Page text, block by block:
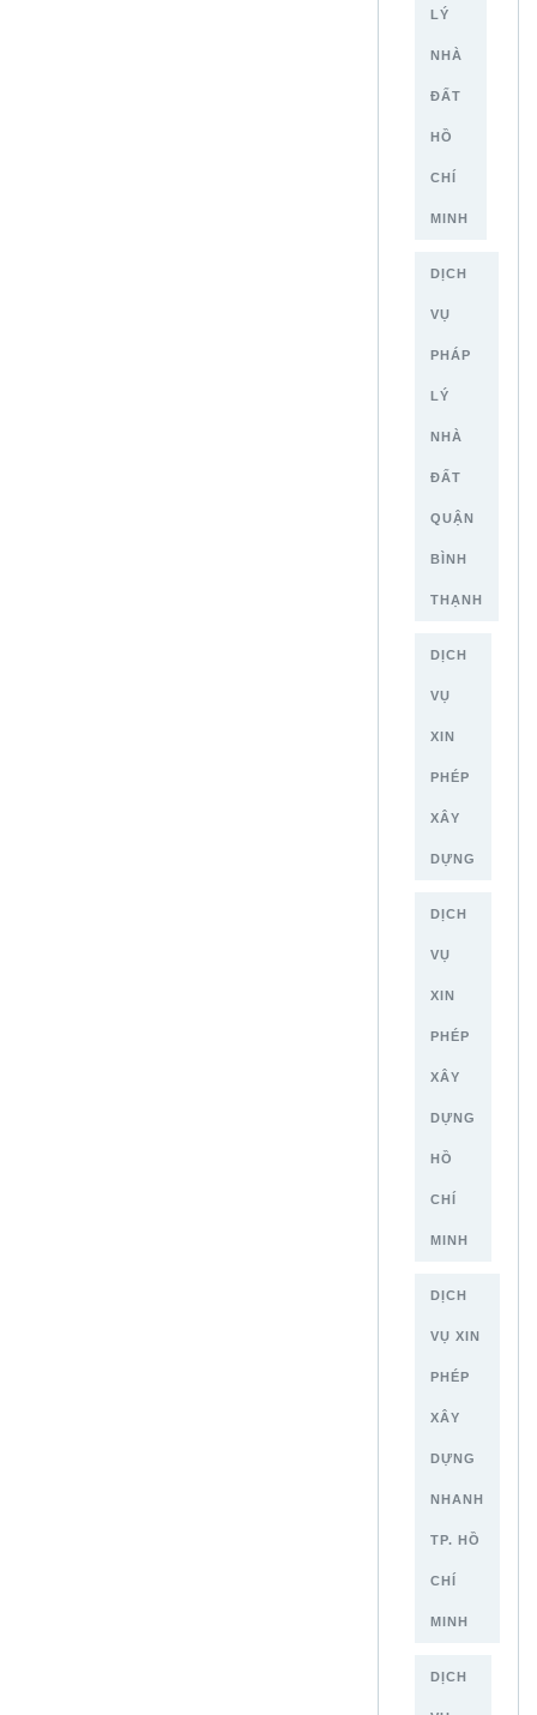
LÝ
NHÀ
ĐẤT
HỒ
CHÍ
MINH
DỊCH
VỤ
PHÁP
LÝ
NHÀ
ĐẤT
QUẬN
BÌNH
THẠNH
DỊCH
VỤ
XIN
PHÉP
XÂY
DỰNG
DỊCH
VỤ
XIN
PHÉP
XÂY
DỰNG
HỒ
CHÍ
MINH
DỊCH
VỤ XIN
PHÉP
XÂY
DỰNG
NHANH
TP. HỒ
CHÍ
MINH
DỊCH